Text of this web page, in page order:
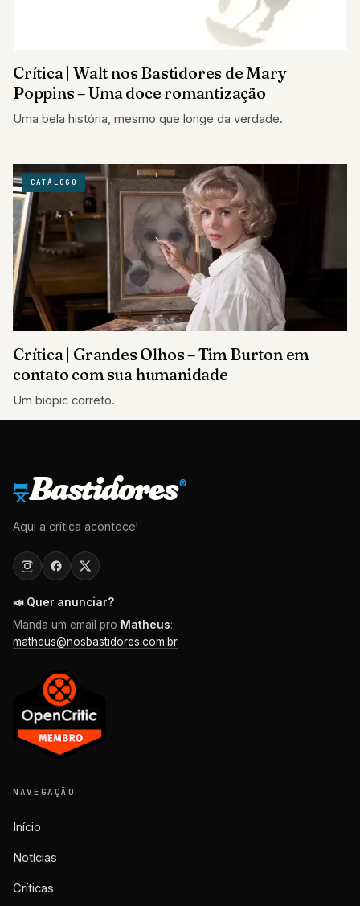
Crítica | Walt nos Bastidores de Mary
Poppins – Uma doce romantização
Uma bela história, mesmo que longe da verdade.
CATÁLOGO
Crítica | Grandes Olhos – Tim Burton em
contato com sua humanidade
Um biopic correto.
Bastidores®
Aqui a crítica acontece!
📣 Quer anunciar?
Manda um email pro Matheus:
matheus@nosbastidores.com.br
NAVEGAÇÃO
Início
Notícias
Críticas